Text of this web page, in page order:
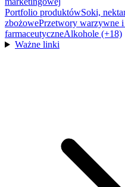
Portfolio produktówSoki,
zbożowePrzetwory warzywne
farmaceutyczneAlkohole (+18)
Ważne linki